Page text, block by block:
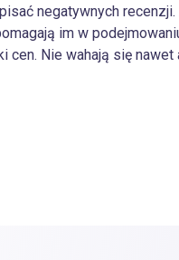
negatywnych
im w
cen. Nie wahają się nawet